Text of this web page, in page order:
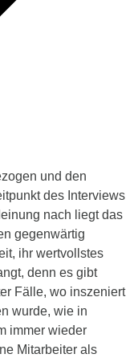
und den
des Interviews
nach liegt das
gegenwärtig
ihr wertvollstes
denn es gibt
Fälle, wo inszeniert
wurde, wie in
immer wieder
Mitarbeiter als